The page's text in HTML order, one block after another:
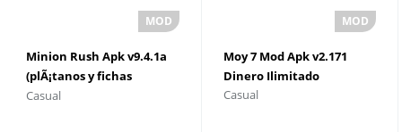
Minion Rush Apk v9.4.1a
(plÃ¡tanos y fichas
ilimitados)
Casual
Moy 7 Mod Apk v2.171
Dinero Ilimitado
Casual